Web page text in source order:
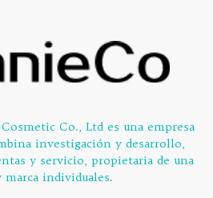
Co., Ltd es una empresa
investigación y desarrollo,
y servicio, propietaria de una
marca individuales.